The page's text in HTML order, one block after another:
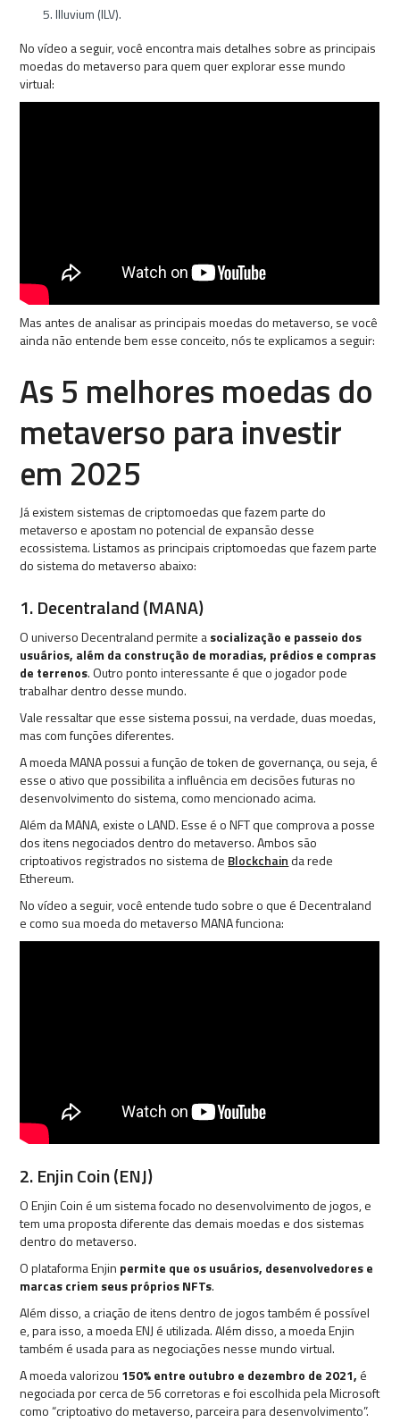
Illuvium (ILV).
No vídeo a seguir, você encontra mais detalhes sobre as principais
moedas do metaverso para quem quer explorar esse mundo
virtual:
Mas antes de analisar as principais moedas do metaverso, se você
ainda não entende bem esse conceito, nós te explicamos a seguir:
As 5 melhores moedas do
metaverso para investir
em 2025
Já existem sistemas de criptomoedas que fazem parte do
metaverso e apostam no potencial de expansão desse
ecossistema. Listamos as principais criptomoedas que fazem parte
do sistema do metaverso abaixo:
1. Decentraland (MANA)
O universo Decentraland permite asocialização e passeio dos
usuários, além da construção de moradias, prédios e compras
de terrenos. Outro ponto interessante é que o jogador pode
trabalhar dentro desse mundo.
Vale ressaltar que esse sistema possui, na verdade, duas moedas,
mas com funções diferentes.
A moeda MANA possui a função de token de governança, ou seja, é
esse o ativo que possibilita a influência em decisões futuras no
desenvolvimento do sistema, como mencionado acima.
Além da MANA, existe o LAND. Esse é o NFT que comprova a posse
dos itens negociados dentro do metaverso. Ambos são
criptoativos registrados no sistema de Blockchainda rede
Ethereum.
No vídeo a seguir, você entende tudo sobre o que é Decentraland
e como sua moeda do metaverso MANA funciona:
2. Enjin Coin (ENJ)
O Enjin Coin é um sistema focado no desenvolvimento de jogos, e
tem uma proposta diferente das demais moedas e dos sistemas
dentro do metaverso.
O plataforma Enjin permite que os usuários, desenvolvedores e
marcas criem seus próprios NFTs.
Além disso, a criação de itens dentro de jogos também é possível
e, para isso, a moeda ENJ é utilizada. Além disso, a moeda Enjin
também é usada para as negociações nesse mundo virtual.
A moeda valorizou 150% entre outubro e dezembro de 2021, é
negociada por cerca de 56 corretoras e foi escolhida pela Microsoft
como “criptoativo do metaverso, parceira para desenvolvimento”.